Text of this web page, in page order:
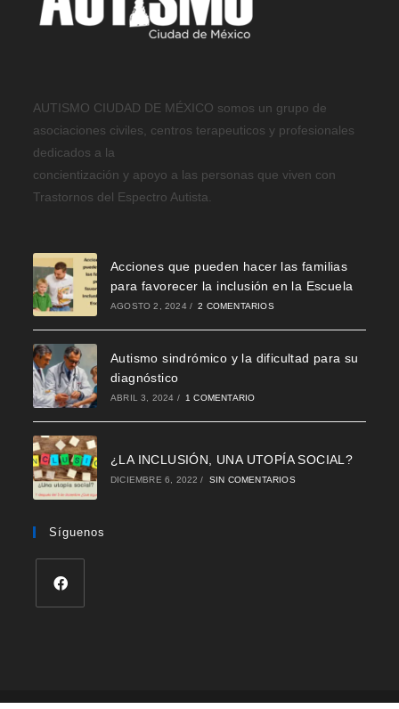
AUTISMO CIUDAD DE MÉXICO somos un grupo de
asociaciones civiles, centros terapeuticos y profesionales
dedicados a la
concientización y apoyo a las personas que viven con
Trastornos del Espectro Autista.
Acciones que pueden hacer las familias
para favorecer la inclusión en la Escuela
AGOSTO 2, 2024 / 2 COMENTARIOS
Autismo sindrómico y la dificultad para su
diagnóstico
ABRIL 3, 2024 / 1 COMENTARIO
¿LA INCLUSIÓN, UNA UTOPÍA SOCIAL?
DICIEMBRE 6, 2022 / SIN COMENTARIOS
Síguenos